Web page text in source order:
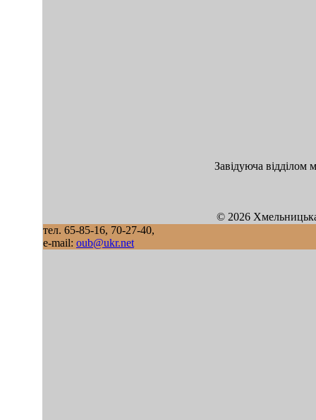
Завідуюча відділом
© 2026
тел. 65-85-16, 70-27-40,
e-mail: oub@ukr.net